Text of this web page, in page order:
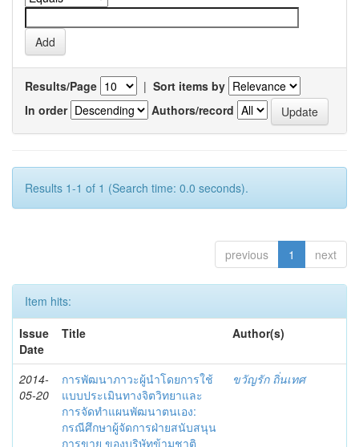
Results/Page | Sort items by
In order
Authors/record
Results 1-1 of 1 (Search time: 0.0 seconds).
previous 1 next
Item hits:
Issue
Date
Title Author(s)
2014-
05-20
การพัฒนาภาวะผู้นำโดยการใช้
แบบประเมินทางจิตวิทยาและ
การจัดทำแผนพัฒนาตนเอง:
กรณีศึกษาผู้จัดการฝ่ายสนับสนุน
การขาย ของบริษัทข้ามชาติ
ขวัญรัก ถิ่นเทศ